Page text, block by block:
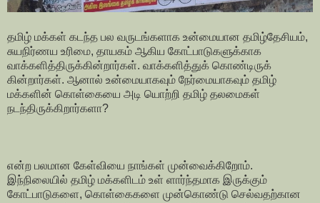
தமிழ் மக்கள் கடந்த பல வருடங்களாக உன்மையான தமிழ்தேசியம்,
சுயநிர்ணய உரிமை, தாயகம் ஆகிய கோட்பாடுகளுக்காக
வாக்களித்திருக்கின்றார்கள். வாக்களித்துக் கொண்டிருக்
கின்றார்கள். ஆனால் உன்மையாகவும் நேர்மையாகவும் தமிழ்
மக்களின் கொள்கையை அடி யொற்றி தமிழ் தலமைகள்
நடந்திருக்கிறார்களா?
என்ற பலமான கேள்வியை நாங்கள் முன்வைக்கிறோம்.
இந்நிலையில் தமிழ் மக்களிடம் உள் ளார்ந்தமாக இருக்கும்
கோட்பாடுகளை, கொள்கைகளை முன்கொண்டு செல்வதற்கான